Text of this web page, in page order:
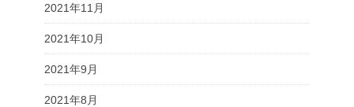
2021年11月
2021年10月
2021年9月
2021年8月